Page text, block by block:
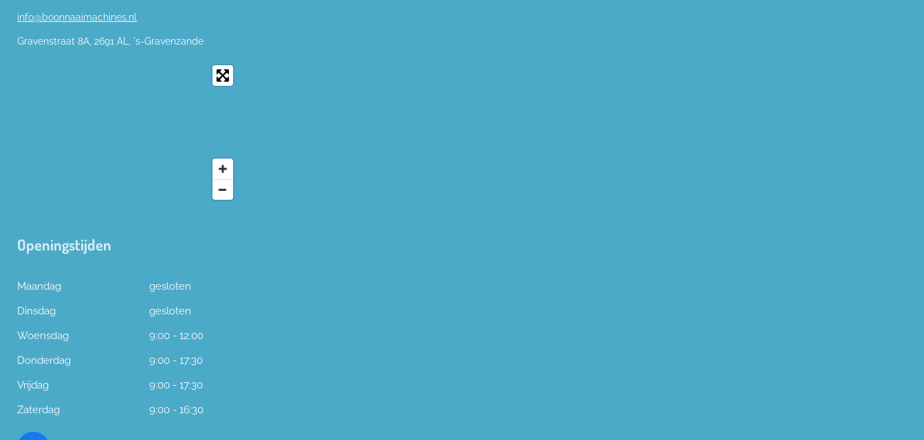
info@boonnaaimachines.nl
Gravenstraat 8A, 2691 AL, 's-Gravenzande
Openingstijden
Maandag
gesloten
Dinsdag
gesloten
Woensdag
9:00 - 12:00
Donderdag
9:00 - 17:30
Vrijdag
9:00 - 17:30
Zaterdag
9:00 - 16:30